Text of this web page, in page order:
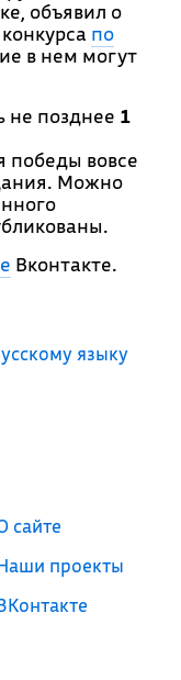
объявил о
по
в нем могут
не позднее 1
победы вовсе
Можно
Вконтакте.
языку
сайте
проекты